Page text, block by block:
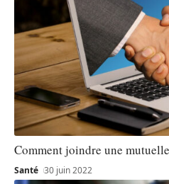
Comment joindre une
Santé 30 juin 2022